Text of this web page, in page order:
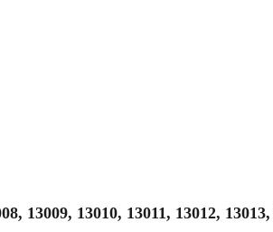
13009, 13010, 13011, 13012,